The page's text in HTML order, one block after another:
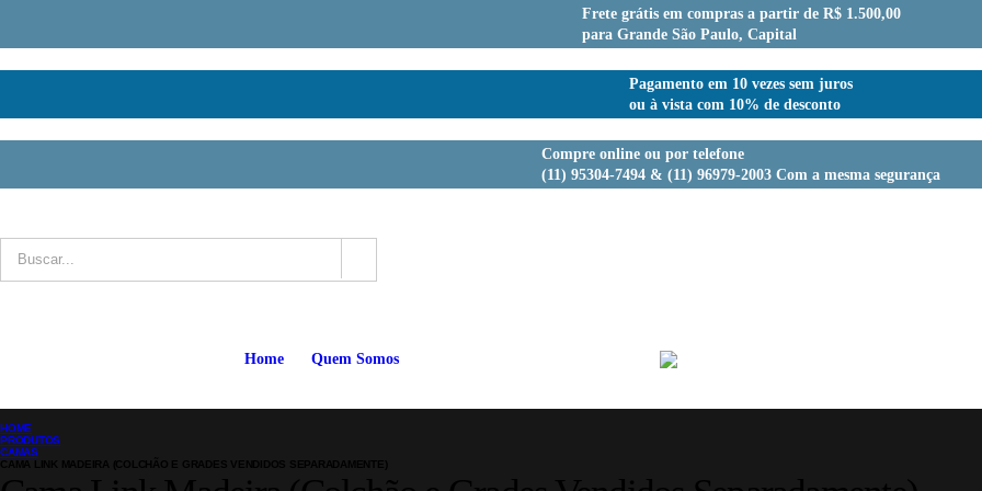
Frete grátis em compras a partir de R$ 1.500,00
para Grande São Paulo, Capital
Pagamento em 10 vezes sem juros
ou à vista com 10% de desconto
Compre online ou por telefone
(11) 95304-7494 & (11) 96979-2003 Com a mesma segurança
Home Quem Somos
HOME
PRODUTOS
CAMAS